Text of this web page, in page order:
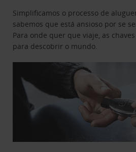
Simplificamos o processo de
sabemos que está ansioso por se
Para onde quer que viaje, as
para descobrir o mundo.